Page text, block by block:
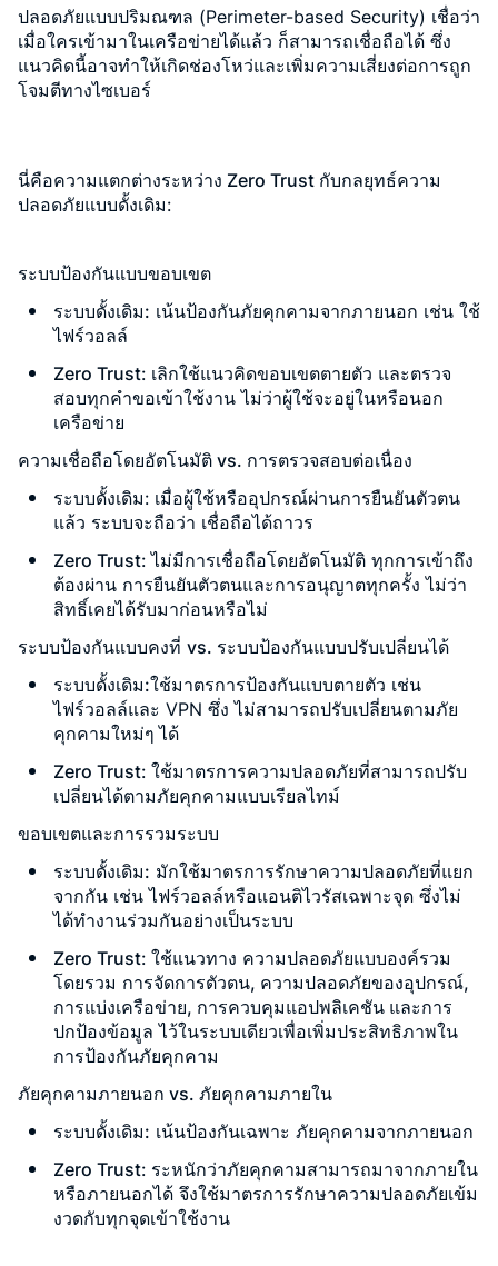
ปลอดภัยแบบปริมณฑล (Perimeter-based Security) เชื่อว่า
เมื่อใครเข้ามาในเครือข่ายได้แล้ว ก็สามารถเชื่อถือได้ ซึ่ง
แนวคิดนี้อาจทำให้เกิดช่องโหว่และเพิ่มความเสี่ยงต่อการถูก
โจมตีทางไซเบอร์
นี่คือความแตกต่างระหว่าง Zero Trust กับกลยุทธ์ความ
ปลอดภัยแบบดั้งเดิม:
ระบบป้องกันแบบขอบเขต
ระบบดั้งเดิม: เน้นป้องกันภัยคุกคามจากภายนอก เช่น ใช้
ไฟร์วอลล์
Zero Trust: เลิกใช้แนวคิดขอบเขตตายตัว และตรวจ
สอบทุกคำขอเข้าใช้งาน ไม่ว่าผู้ใช้จะอยู่ในหรือนอก
เครือข่าย
ความเชื่อถือโดยอัตโนมัติ vs. การตรวจสอบต่อเนื่อง
ระบบดั้งเดิม: เมื่อผู้ใช้หรืออุปกรณ์ผ่านการยืนยันตัวตน
แล้ว ระบบจะถือว่า เชื่อถือได้ถาวร
Zero Trust: ไม่มีการเชื่อถือโดยอัตโนมัติ ทุกการเข้าถึง
ต้องผ่าน การยืนยันตัวตนและการอนุญาตทุกครั้ง ไม่ว่า
สิทธิ์เคยได้รับมาก่อนหรือไม่
ระบบป้องกันแบบคงที่ vs. ระบบป้องกันแบบปรับเปลี่ยนได้
ระบบดั้งเดิม:ใช้มาตรการป้องกันแบบตายตัว เช่น
ไฟร์วอลล์และ VPN ซึ่งไม่สามารถปรับเปลี่ยนตามภัย
คุกคามใหม่ๆ ได้
Zero Trust: ใช้มาตรการความปลอดภัยที่สามารถปรับ
เปลี่ยนได้ตามภัยคุกคามแบบเรียลไทม์
ขอบเขตและการรวมระบบ
ระบบดั้งเดิม: มักใช้มาตรการรักษาความปลอดภัยที่แยก
จากกัน เช่น ไฟร์วอลล์หรือแอนติไวรัสเฉพาะจุด ซึ่งไม่
ได้ทำงานร่วมกันอย่างเป็นระบบ
Zero Trust: ใช้แนวทาง ความปลอดภัยแบบองค์รวม
โดยรวม การจัดการตัวตน, ความปลอดภัยของอุปกรณ์,
การแบ่งเครือข่าย, การควบคุมแอปพลิเคชัน และการ
ปกป้องข้อมูล ไว้ในระบบเดียวเพื่อเพิ่มประสิทธิภาพใน
การป้องกันภัยคุกคาม
ภัยคุกคามภายนอก vs. ภัยคุกคามภายใน
ระบบดั้งเดิม: เน้นป้องกันเฉพาะ ภัยคุกคามจากภายนอก
Zero Trust: ระหนักว่าภัยคุกคามสามารถมาจากภายใน
หรือภายนอกได้ จึงใช้มาตรการรักษาความปลอดภัยเข้ม
งวดกับทุกจุดเข้าใช้งาน